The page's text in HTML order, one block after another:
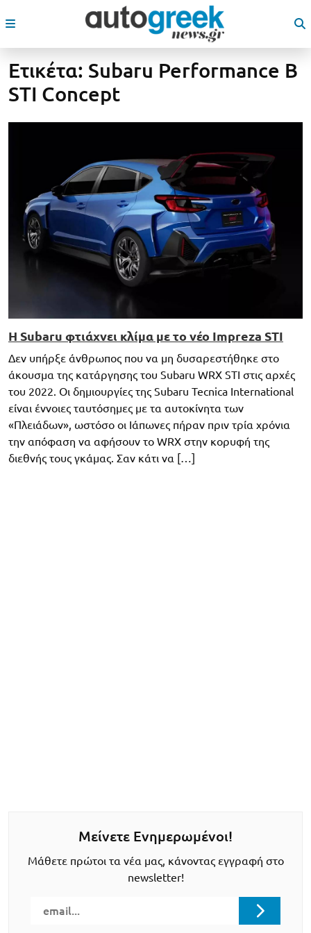
Ετικέτα: Subaru Performance B
STI Concept
Η Subaru φτιάχνει κλίμα με το νέο Impreza STI
Δεν υπήρξε άνθρωπος που να μη δυσαρεστήθηκε στο
άκουσμα της κατάργησης του Subaru WRX STI στις αρχές
του 2022. Οι δημιουργίες της Subaru Tecnica International
είναι έννοιες ταυτόσημες με τα αυτοκίνητα των
«Πλειάδων», ωστόσο οι Ιάπωνες πήραν πριν τρία χρόνια
την απόφαση να αφήσουν το WRX στην κορυφή της
διεθνής τους γκάμας. Σαν κάτι να […]
Μείνετε Ενημερωμένοι!
Μάθετε πρώτοι τα νέα μας, κάνοντας εγγραφή στο
newsletter!